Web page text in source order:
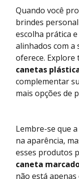
Quando você
brindes
escolha prática
alinhados com a
oferece. Explore
canetas
complementar
mais opções de
Lembre-se que
na aparência,
esses produtos
caneta
não está